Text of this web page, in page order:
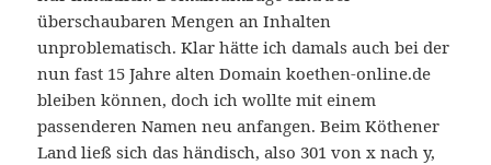
überschaubaren Mengen an Inhalten
unproblematisch. Klar hätte ich damals auch bei der
nun fast 15 Jahre alten Domain koethen-online.de
bleiben können, doch ich wollte mit einem
passenderen Namen neu anfangen. Beim Köthener
Land ließ sich das händisch, also 301 von x nach y,